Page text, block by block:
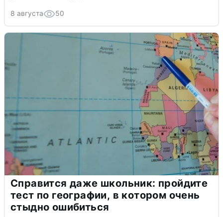
8 августа 50
Справится даже школьник: пройдите
тест по географии, в котором очень
стыдно ошибиться